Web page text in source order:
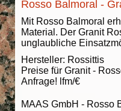
Rosso Balmoral -
Mit Rosso Balmoral
Material. Der Granit
unglaubliche
Hersteller: Rossittis
Preise für Granit -
Anfrage! lfm/€
MAAS GmbH - Rosso